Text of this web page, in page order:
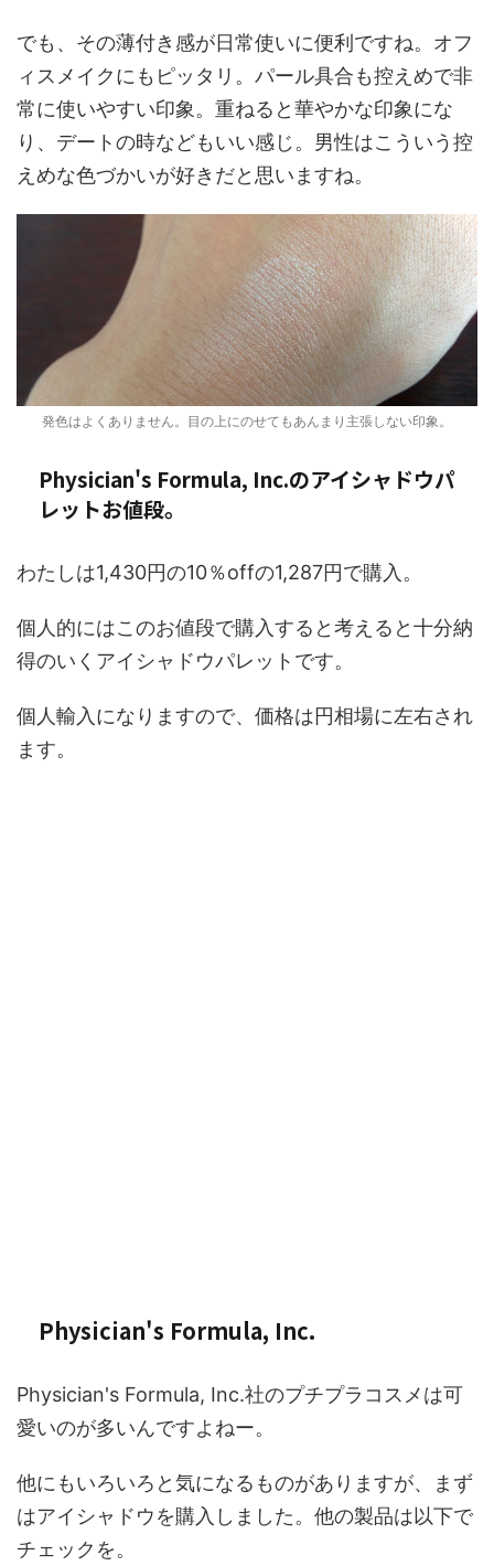
でも、その薄付き感が日常使いに便利ですね。オフ
ィスメイクにもピッタリ。パール具合も控えめで非
常に使いやすい印象。重ねると華やかな印象にな
り、デートの時などもいい感じ。男性はこういう控
えめな色づかいが好きだと思いますね。
発色はよくありません。目の上にのせてもあんまり主張しない印象。
Physician's Formula, Inc.のアイシャドウパ
レットお値段。
わたしは1,430円の10％offの1,287円で購入。
個人的にはこのお値段で購入すると考えると十分納
得のいくアイシャドウパレットです。
個人輸入になりますので、価格は円相場に左右され
ます。
Physician's Formula, Inc.
Physician's Formula, Inc.社のプチプラコスメは可
愛いのが多いんですよねー。
他にもいろいろと気になるものがありますが、まず
はアイシャドウを購入しました。他の製品は以下で
チェックを。